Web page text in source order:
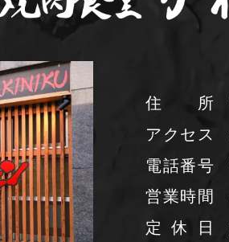
住所
アクセス
電話番号
営業時間
定休日